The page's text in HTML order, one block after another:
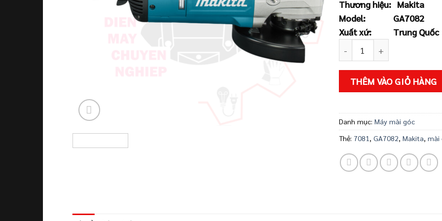
là:
Thương hiệu: Makita
Model: GA7082
Xuất xứ: Trung Quốc
THÊM VÀO GIỎ HÀNG
Danh mục: Máy mài góc
Thẻ: 7081 , GA7082, Makita, mài